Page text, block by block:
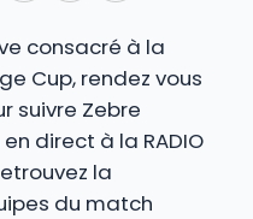
consacré à la
Cup, rendez vous
suivre Zebre
direct à la RADIO
la
du match